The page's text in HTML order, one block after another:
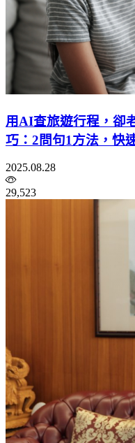
用AI查旅遊行程，卻
巧：2問句1方法，快
2025.08.28
29,523